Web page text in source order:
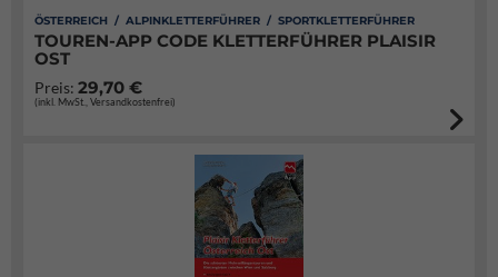
ÖSTERREICH / ALPINKLETTERFÜHRER / SPORTKLETTERFÜHRER
TOUREN-APP CODE KLETTERFÜHRER PLAISIR
OST
Preis: 29,70 €
(inkl. MwSt., Versandkostenfrei)